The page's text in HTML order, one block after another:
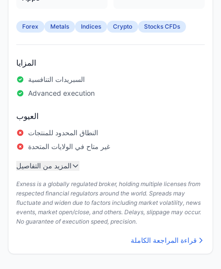
Forex Metals Indices Crypto Stocks CFDs
المزايا
السبريدات التنافسية
Advanced execution
العيوب
النطاق المحدود للمنتجات
غير متاح في الولايات المتحدة
المزيد من التفاصيل
Exness is a globally regulated broker, holding multiple licenses from
respected financial regulators around the world. Spreads may
fluctuate and widen due to factors including market volatility, news
events, market open/close, and others. Delays, slippage may occur.
No guarantee of execution speed, precision.
قراءة المراجعة الكاملة